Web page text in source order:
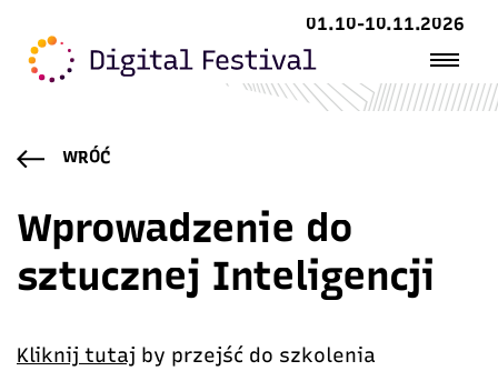
01.10-10.11.2026
WRÓĆ
Wprowadzenie do
sztucznej Inteligencji
Kliknij tutaj by przejść do szkolenia